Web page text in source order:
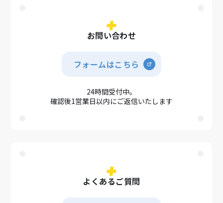
お問い合わせ
フォームはこちら
24時間受付中。
確認後1営業日以内にご返信いたします
よくあるご質問